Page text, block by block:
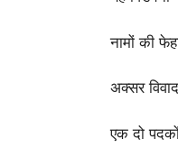
नामों की
अक्सर
एक दो